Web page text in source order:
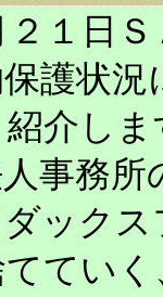
２１日
護状
介しま
事務
ック
ててい